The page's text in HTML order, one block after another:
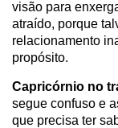
visão para
atraído, porque
relacionamento
propósito.
Capricórnio no
segue confuso e
que precisa ter